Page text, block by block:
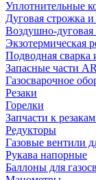
Уплотнительные
Дуговая строжка и
Воздушно-дуговая
Экзотермическая
Подводная сварка
Запасные части
Газосварочное
Резаки
Горелки
Запчасти к
Редукторы
Газовые вентили
Рукава напорные
Баллоны для